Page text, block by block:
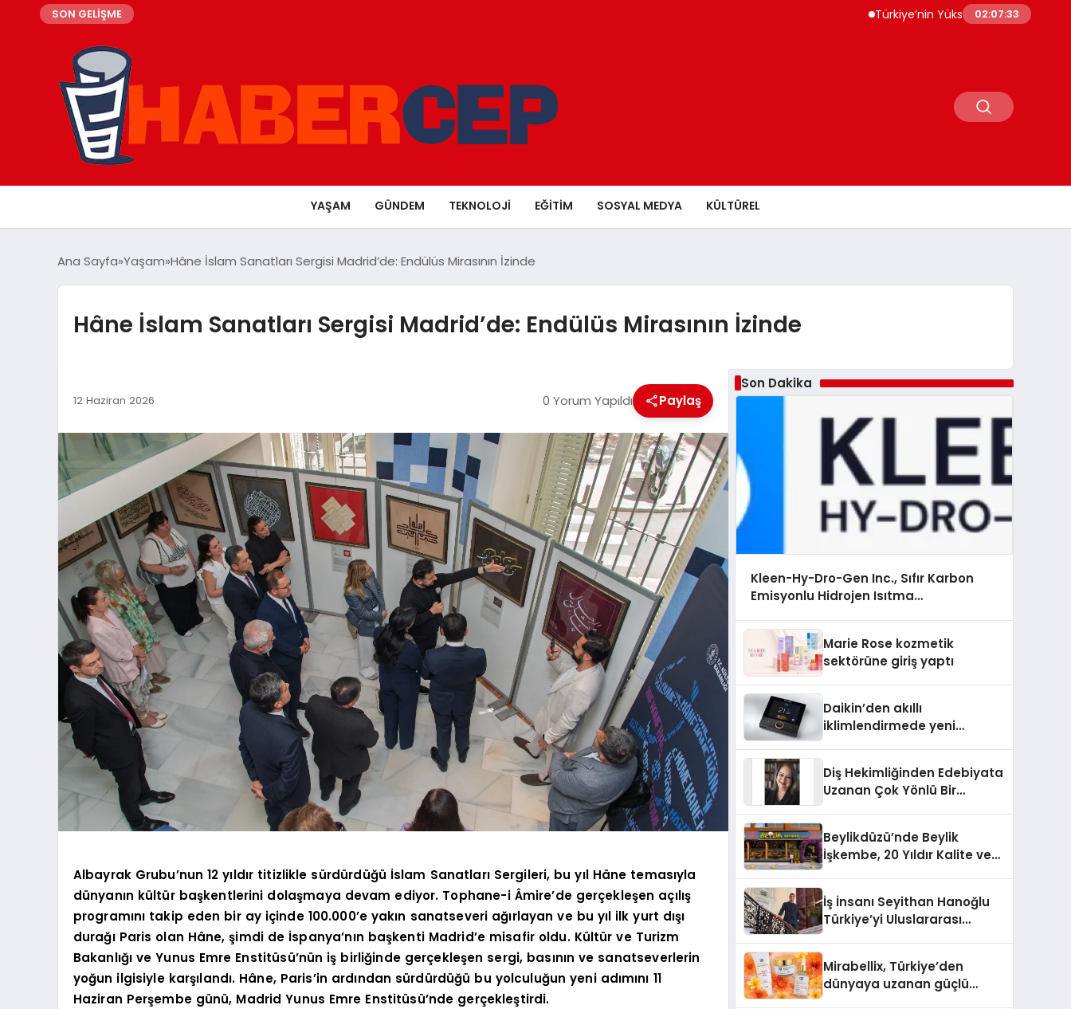
SON GELİŞME Türkiye’nin Yüksek Teknolojili Ürün İhracatı
02:07:34
YAŞAM GÜNDEM TEKNOLOJI EĞITIM SOSYAL MEDYA KÜLTÜREL
Ana Sayfa Yaşam Hâne İslam Sanatları Sergisi Madrid’de: Endülüs Mirasının İzinde
Hâne İslam Sanatları Sergisi Madrid’de: Endülüs Mirasının İzinde
12 Haziran 2026 0 Yorum Yapıldı Paylaş
Albayrak Grubu’nun 12 yıldır titizlikle sürdürdüğü İslam Sanatları Sergileri, bu yıl Hâne temasıyla
dünyanın kültür başkentlerini dolaşmaya devam ediyor. Tophane-i Âmire’de gerçekleşen açılış
programını takip eden bir ay içinde 100.000’e yakın sanatseveri ağırlayan ve bu yıl ilk yurt dışı
durağı Paris olan Hâne, şimdi de İspanya’nın başkenti Madrid’e misafir oldu. Kültür ve Turizm
Bakanlığı ve Yunus Emre Enstitüsü’nün iş birliğinde gerçekleşen sergi, basının ve sanatseverlerin
yoğun ilgisiyle karşılandı. Hâne, Paris’in ardından sürdürdüğü bu yolculuğun yeni adımını 11
Haziran Perşembe günü, Madrid Yunus Emre Enstitüsü’nde gerçekleştirdi.
Son Dakika
Kleen-Hy-Dro-Gen Inc., Sıfır Karbon
Emisyonlu Hidrojen Isıtma
Onaylarını Aldı
Marie Rose kozmetik
sektörüne giriş yaptı
Daikin’den akıllı
iklimlendirmede yeni
Diş Hekimliğinden Edebiyata
Uzanan Çok Yönlü Bir
Beylikdüzü’nde Beylik
İşkembe, 20 Yıldır Kalite ve
İş İnsanı Seyithan Hanoğlu
Türkiye’yi Uluslararası
Mirabellix, Türkiye’den
dünyaya uzanan güçlü